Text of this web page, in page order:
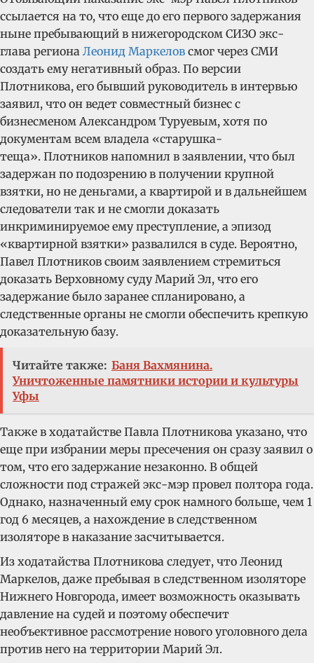
ссылается на то, что еще до его первого задержания
ныне пребывающий в нижегородском СИЗО экс-
глава региона Леонид Маркелов смог через СМИ
создать ему негативный образ. По версии
Плотникова, его бывший руководитель в интервью
заявил, что он ведет совместный бизнес с
бизнесменом Александром Туруевым, хотя по
документам всем владела «старушка-
теща». Плотников напомнил в заявлении, что был
задержан по подозрению в получении крупной
взятки, но не деньгами, а квартирой и в дальнейшем
следователи так и не смогли доказать
инкриминируемое ему преступление, а эпизод
«квартирной взятки» развалился в суде. Вероятно,
Павел Плотников своим заявлением стремиться
доказать Верховному суду Марий Эл, что его
задержание было заранее спланировано, а
следственные органы не смогли обеспечить крепкую
доказательную базу.
Читайте также: Баня Вахмянина.
Уничтоженные памятники истории и культуры
Уфы
Также в ходатайстве Павла Плотникова указано, что
еще при избрании меры пресечения он сразу заявил о
том, что его задержание незаконно. В общей
сложности под стражей экс-мэр провел полтора года.
Однако, назначенный ему срок намного больше, чем 1
год 6 месяцев, а нахождение в следственном
изоляторе в наказание засчитывается.
Из ходатайства Плотникова следует, что Леонид
Маркелов, даже пребывая в следственном изоляторе
Нижнего Новгорода, имеет возможность оказывать
давление на судей и поэтому обеспечит
необъективное рассмотрение нового уголовного дела
против него на территории Марий Эл.